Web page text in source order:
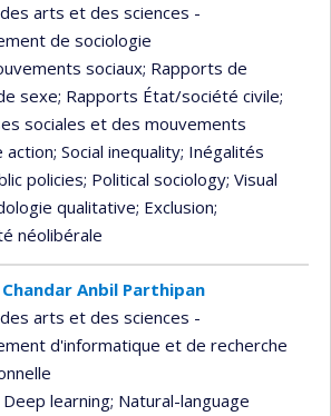
arts et des sciences -
de sociologie
sociaux; Rapports de
sexe; Rapports État/société civile;
sociales et des mouvements
action; Social inequality; Inégalités
policies; Political sociology; Visual
qualitative; Exclusion;
néolibérale
Anbil Parthipan
arts et des sciences -
d'informatique et de recherche
Deep learning; Natural-language